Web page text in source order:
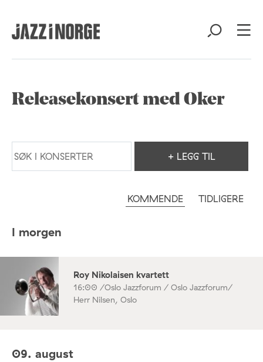
Releasekonsert med Oker
+ LEGG TIL
KOMMENDE TIDLIGERE
I morgen
Roy Nikolaisen kvartett
16:00 /Oslo Jazzforum / Oslo Jazzforum/
Herr Nilsen, Oslo
09. august